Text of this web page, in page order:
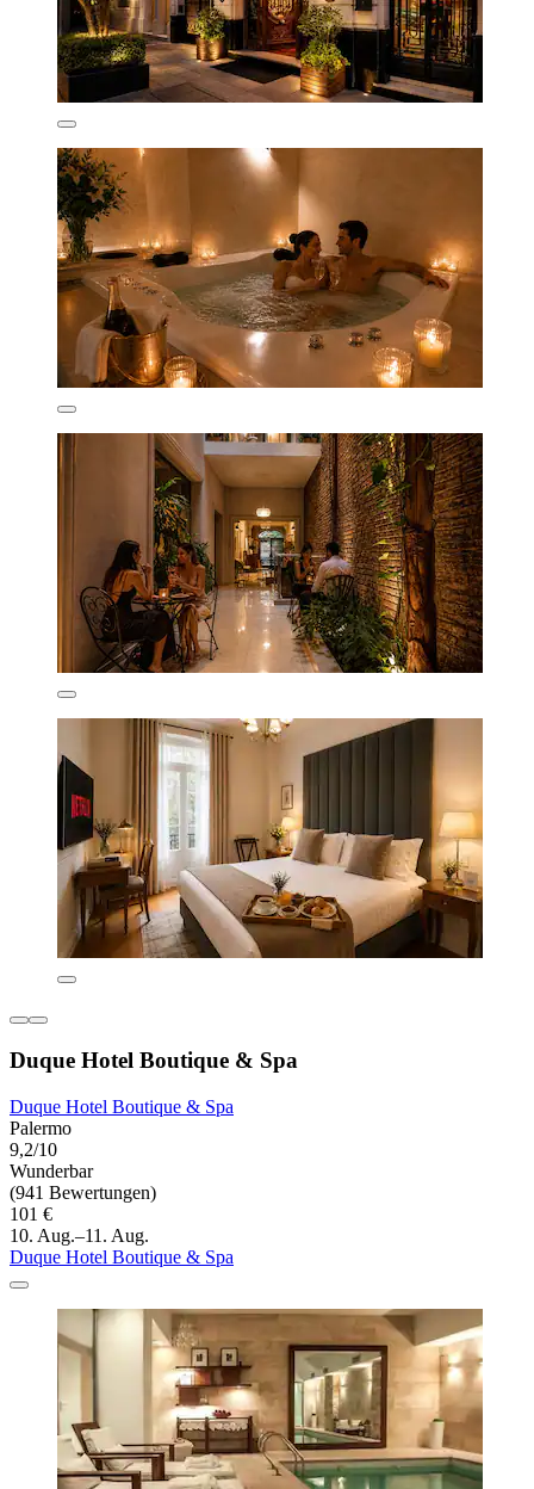
Duque Hotel Boutique & Spa
Duque Hotel Boutique & Spa
Palermo
9,2/10
Wunderbar
(941 Bewertungen)
101 €
10. Aug.–11. Aug.
Duque Hotel Boutique & Spa